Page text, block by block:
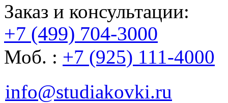
Заказ и консультации:
+7 (499) 704-3000
Моб. : +7 (925) 111-4000
info@studiakovki.ru